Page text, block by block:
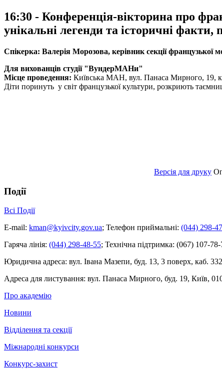
16:30 - Конференція-вікторина про
унікальні легенди та історичні
Спікерка: Валерія Морозова, керівник секції французької
Для вихованців студії "ВундерМАНи"
Місце проведення: Київська МАН, вул. Панаса Мирного, 19,
Діти поринуть у світ французької культури, розкриють
Версія для друку
Події
Всі Події
E-mail: kman@kyivcity.gov.ua; Телефон приймальні: (044) 298-
Гаряча лінія: (044) 298-48-55; Технічна підтримка: (067) 107-
Юридична адреса: вул. Івана Мазепи, буд. 13, 3 поверх, каб.
Адреса для листування: вул. Панаса Мирного, буд. 19, Київ,
Про академію
Новини
Відділення та секції
Міжнародні конкурси
Конкурс-захист